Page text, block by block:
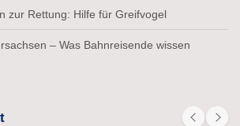
zur Rettung: Hilfe für Greifvogel
– Was Bahnreisende wissen